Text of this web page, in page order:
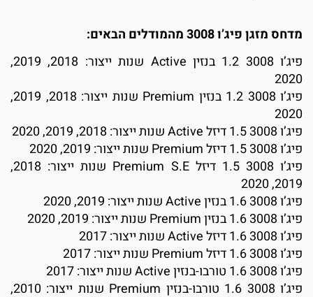
מדחס מזגן פיג’ו 3008 מהמודלים הבאים:
פיג’ו 3008 1.2 בנזין Active שנות ייצור: 2018, 2019,
2020
פיג’ו 3008 1.2 בנזין Premium שנות ייצור: 2018, 2019,
2020
פיג’ו 3008 1.5 דיזל Active שנות ייצור: 2018, 2019, 2020
פיג’ו 3008 1.5 דיזל Premium שנות ייצור: 2019, 2020
פיג’ו 3008 1.5 דיזל Premium S.E שנות ייצור: 2018,
2019, 2020
פיג’ו 3008 1.6 בנזין Active שנות ייצור: 2019, 2020
פיג’ו 3008 1.6 בנזין Premium שנות ייצור: 2019, 2020
פיג’ו 3008 1.6 דיזל Active שנות ייצור: 2017
פיג’ו 3008 1.6 דיזל Premium שנות ייצור: 2017
פיג’ו 3008 1.6 טורבו-בנזין Active שנות ייצור: 2017
פיג’ו 3008 1.6 טורבו-בנזין Premium שנות ייצור: 2010,